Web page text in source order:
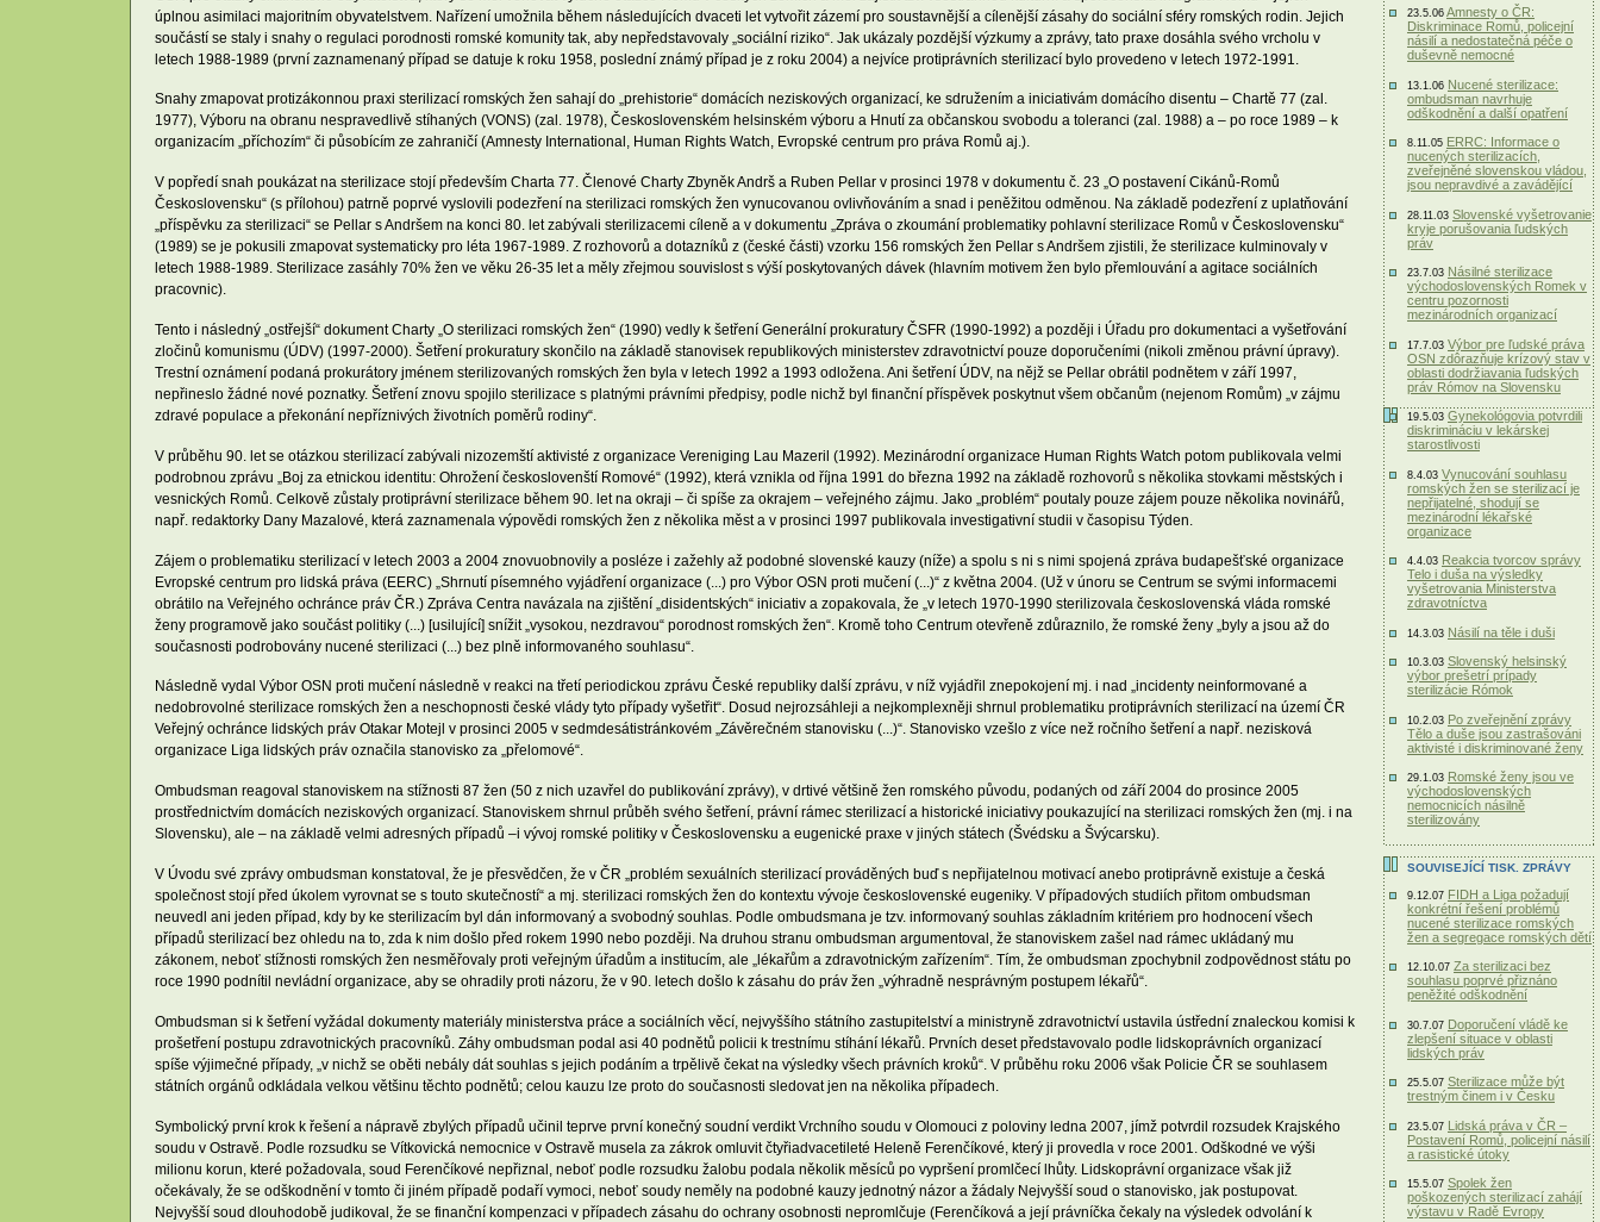
úplnou asimilaci majoritním obyvatelstvem. Nařízení umožnila během následujících dvaceti let vytvořit zázemí pro soustavnější a cílenější zásahy do sociální sféry romských rodin. Jejich
součástí se staly i snahy o regulaci porodnosti romské komunity tak, aby nepředstavovaly „sociální riziko“. Jak ukázaly pozdější výzkumy a zprávy, tato praxe dosáhla svého vrcholu v
letech 1988-1989 (první zaznamenaný případ se datuje k roku 1958, poslední známý případ je z roku 2004) a nejvíce protiprávních sterilizací bylo provedeno v letech 1972-1991.
Snahy zmapovat protizákonnou praxi sterilizací romských žen sahají do „prehistorie“ domácích neziskových organizací, ke sdružením a iniciativám domácího disentu – Chartě 77 (zal.
1977), Výboru na obranu nespravedlivě stíhaných (VONS) (zal. 1978), Československém helsinském výboru a Hnutí za občanskou svobodu a toleranci (zal. 1988) a – po roce 1989 – k
organizacím „příchozím“ či působícím ze zahraničí (Amnesty International, Human Rights Watch, Evropské centrum pro práva Romů aj.).
V popředí snah poukázat na sterilizace stojí především Charta 77. Členové Charty Zbyněk Andrš a Ruben Pellar v prosinci 1978 v dokumentu č. 23 „O postavení Cikánů-Romů
Československu“ (s přílohou) patrně poprvé vyslovili podezření na sterilizaci romských žen vynucovanou ovlivňováním a snad i peněžitou odměnou. Na základě podezření z uplatňování
„příspěvku za sterilizaci“ se Pellar s Andršem na konci 80. let zabývali sterilizacemi cíleně a v dokumentu „Zpráva o zkoumání problematiky pohlavní sterilizace Romů v Československu“
(1989) se je pokusili zmapovat systematicky pro léta 1967-1989. Z rozhovorů a dotazníků z (české části) vzorku 156 romských žen Pellar s Andršem zjistili, že sterilizace kulminovaly v
letech 1988-1989. Sterilizace zasáhly 70% žen ve věku 26-35 let a měly zřejmou souvislost s výší poskytovaných dávek (hlavním motivem žen bylo přemlouvání a agitace sociálních
pracovnic).
Tento i následný „ostřejší“ dokument Charty „O sterilizaci romských žen“ (1990) vedly k šetření Generální prokuratury ČSFR (1990-1992) a později i Úřadu pro dokumentaci a vyšetřování
zločinů komunismu (ÚDV) (1997-2000). Šetření prokuratury skončilo na základě stanovisek republikových ministerstev zdravotnictví pouze doporučeními (nikoli změnou právní úpravy).
Trestní oznámení podaná prokurátory jménem sterilizovaných romských žen byla v letech 1992 a 1993 odložena. Ani šetření ÚDV, na nějž se Pellar obrátil podnětem v září 1997,
nepřineslo žádné nové poznatky. Šetření znovu spojilo sterilizace s platnými právními předpisy, podle nichž byl finanční příspěvek poskytnut všem občanům (nejenom Romům) „v zájmu
zdravé populace a překonání nepříznivých životních poměrů rodiny“.
V průběhu 90. let se otázkou sterilizací zabývali nizozemští aktivisté z organizace Vereniging Lau Mazeril (1992). Mezinárodní organizace Human Rights Watch potom publikovala velmi
podrobnou zprávu „Boj za etnickou identitu: Ohrožení českoslovenští Romové“ (1992), která vznikla od října 1991 do března 1992 na základě rozhovorů s několika stovkami městských i
vesnických Romů. Celkově zůstaly protiprávní sterilizace během 90. let na okraji – či spíše za okrajem – veřejného zájmu. Jako „problém“ poutaly pouze zájem pouze několika novinářů,
např. redaktorky Dany Mazalové, která zaznamenala výpovědi romských žen z několika měst a v prosinci 1997 publikovala investigativní studii v časopisu Týden.
Zájem o problematiku sterilizací v letech 2003 a 2004 znovuobnovily a posléze i zažehly až podobné slovenské kauzy (níže) a spolu s ni s nimi spojená zpráva budapešťské organizace
Evropské centrum pro lidská práva (EERC) „Shrnutí písemného vyjádření organizace (...) pro Výbor OSN proti mučení (...)“ z května 2004. (Už v únoru se Centrum se svými informacemi
obrátilo na Veřejného ochránce práv ČR.) Zpráva Centra navázala na zjištění „disidentských“ iniciativ a zopakovala, že „v letech 1970-1990 sterilizovala československá vláda romské
ženy programově jako součást politiky (...) [usilující] snížit „vysokou, nezdravou“ porodnost romských žen“. Kromě toho Centrum otevřeně zdůraznilo, že romské ženy „byly a jsou až do
současnosti podrobovány nucené sterilizaci (...) bez plně informovaného souhlasu“.
Následně vydal Výbor OSN proti mučení následně v reakci na třetí periodickou zprávu České republiky další zprávu, v níž vyjádřil znepokojení mj. i nad „incidenty neinformované a
nedobrovolné sterilizace romských žen a neschopnosti české vlády tyto případy vyšetřit“. Dosud nejrozsáhleji a nejkomplexněji shrnul problematiku protiprávních sterilizací na území ČR
Veřejný ochránce lidských práv Otakar Motejl v prosinci 2005 v sedmdesátistránkovém „Závěrečném stanovisku (...)“. Stanovisko vzešlo z více než ročního šetření a např. nezisková
organizace Liga lidských práv označila stanovisko za „přelomové“.
Ombudsman reagoval stanoviskem na stížnosti 87 žen (50 z nich uzavřel do publikování zprávy), v drtivé většině žen romského původu, podaných od září 2004 do prosince 2005
prostřednictvím domácích neziskových organizací. Stanoviskem shrnul průběh svého šetření, právní rámec sterilizací a historické iniciativy poukazující na sterilizaci romských žen (mj. i na
Slovensku), ale – na základě velmi adresných případů –i vývoj romské politiky v Československu a eugenické praxe v jiných státech (Švédsku a Švýcarsku).
V Úvodu své zprávy ombudsman konstatoval, že je přesvědčen, že v ČR „problém sexuálních sterilizací prováděných buď s nepřijatelnou motivací anebo protiprávně existuje a česká
společnost stojí před úkolem vyrovnat se s touto skutečností“ a mj. sterilizaci romských žen do kontextu vývoje československé eugeniky. V případových studiích přitom ombudsman
neuvedl ani jeden případ, kdy by ke sterilizacím byl dán informovaný a svobodný souhlas. Podle ombudsmana je tzv. informovaný souhlas základním kritériem pro hodnocení všech
případů sterilizací bez ohledu na to, zda k nim došlo před rokem 1990 nebo později. Na druhou stranu ombudsman argumentoval, že stanoviskem zašel nad rámec ukládaný mu
zákonem, neboť stížnosti romských žen nesměřovaly proti veřejným úřadům a institucím, ale „lékařům a zdravotnickým zařízením“. Tím, že ombudsman zpochybnil zodpovědnost státu po
roce 1990 podnítil nevládní organizace, aby se ohradily proti názoru, že v 90. letech došlo k zásahu do práv žen „výhradně nesprávným postupem lékařů“.
Ombudsman si k šetření vyžádal dokumenty materiály ministerstva práce a sociálních věcí, nejvyššího státního zastupitelství a ministryně zdravotnictví ustavila ústřední znaleckou komisi k
prošetření postupu zdravotnických pracovníků. Záhy ombudsman podal asi 40 podnětů policii k trestnímu stíhání lékařů. Prvních deset představovalo podle lidskoprávních organizací
spíše výjimečné případy, „v nichž se oběti nebály dát souhlas s jejich podáním a trpělivě čekat na výsledky všech právních kroků“. V průběhu roku 2006 však Policie ČR se souhlasem
státních orgánů odkládala velkou většinu těchto podnětů; celou kauzu lze proto do současnosti sledovat jen na několika případech.
Symbolický první krok k řešení a nápravě zbylých případů učinil teprve první konečný soudní verdikt Vrchního soudu v Olomouci z poloviny ledna 2007, jímž potvrdil rozsudek Krajského
soudu v Ostravě. Podle rozsudku se Vítkovická nemocnice v Ostravě musela za zákrok omluvit čtyřiadvacetileté Heleně Ferenčíkové, který ji provedla v roce 2001. Odškodné ve výši
milionu korun, které požadovala, soud Ferenčíkové nepřiznal, neboť podle rozsudku žalobu podala několik měsíců po vypršení promlčecí lhůty. Lidskoprávní organizace však již
očekávaly, že se odškodnění v tomto či jiném případě podaří vymoci, neboť soudy neměly na podobné kauzy jednotný názor a žádaly Nejvyšší soud o stanovisko, jak postupovat.
Nejvyšší soud dlouhodobě judikoval, že se finanční kompenzaci v případech zásahu do ochrany osobnosti nepromlčuje (Ferenčíková a její právníčka čekaly na výsledek odvolání k
23.5.06 Amnesty o ČR:
Diskriminace Romů, policejní
násilí a nedostatečná péče o
duševně nemocné
13.1.06 Nucené sterilizace:
ombudsman navrhuje
odškodnění a další opatření
8.11.05 ERRC: Informace o
nucených sterilizacích,
zveřejněné slovenskou vládou,
jsou nepravdivé a zavádějící
28.11.03 Slovenské vyšetrovanie
kryje porušovania ľudských
práv
23.7.03 Násilné sterilizace
východoslovenských Romek v
centru pozornosti
mezinárodních organizací
17.7.03 Výbor pre ľudské práva
OSN zdôrazňuje krízový stav v
oblasti dodržiavania ľudských
práv Rómov na Slovensku
19.5.03 Gynekológovia potvrdili
diskrimináciu v lekárskej
starostlivosti
8.4.03 Vynucování souhlasu
romských žen se sterilizací je
nepřijatelné, shodují se
mezinárodní lékařské
organizace
4.4.03 Reakcia tvorcov správy
Telo i duša na výsledky
vyšetrovania Ministerstva
zdravotníctva
14.3.03 Násilí na těle i duši
10.3.03 Slovenský helsinský
výbor prešetrí prípady
sterilizácie Rómok
10.2.03 Po zveřejnění zprávy
Tělo a duše jsou zastrašováni
aktivisté i diskriminované ženy
29.1.03 Romské ženy jsou ve
východoslovenských
nemocnicích násilně
sterilizovány
SOUVISEJÍCÍ TISK. ZPRÁVY
9.12.07 FIDH a Liga požadují
konkrétní řešení problémů
nucené sterilizace romských
žen a segregace romských dětí
12.10.07 Za sterilizaci bez
souhlasu poprvé přiznáno
peněžité odškodnění
30.7.07 Doporučení vládě ke
zlepšení situace v oblasti
lidských práv
25.5.07 Sterilizace může být
trestným činem i v Česku
23.5.07 Lidská práva v ČR –
Postavení Romů, policejní násilí
a rasistické útoky
15.5.07 Spolek žen
poškozených sterilizací zahájí
výstavu v Radě Evropy